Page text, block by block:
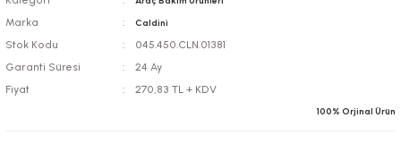
Marka Caldini
Stok Kodu
045.450.CLN.01381
Garanti Süresi
24 Ay
Fiyat
270,83 TL + KDV
100% Orjinal Ürün